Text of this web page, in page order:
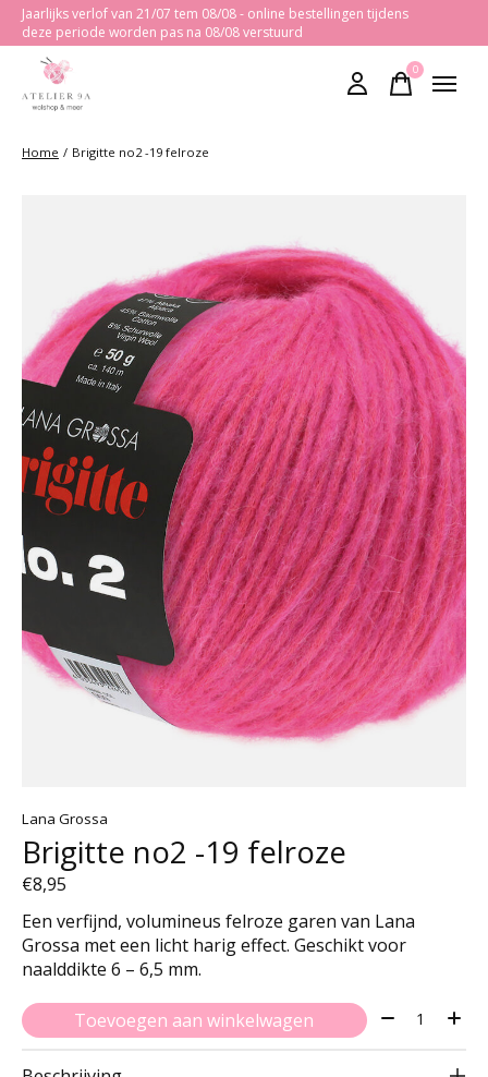
Jaarlijks verlof van 21/07 tem 08/08 - online bestellingen tijdens
deze periode worden pas na 08/08 verstuurd
0items
Home / Brigitte no2 -19 felroze
Lana Grossa
Brigitte no2 -19 felroze
€8,95
Een verfijnd, volumineus felroze garen van Lana
Grossa met een licht harig effect. Geschikt voor
naalddikte 6 – 6,5 mm.
Toevoegen aan winkelwagen Aantal: